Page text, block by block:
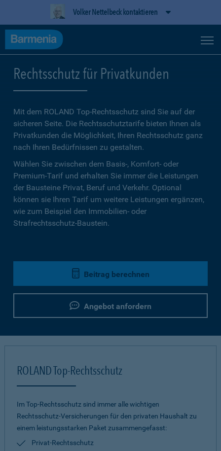
Volker Nettelbeck kontaktieren
Rechtsschutz für Privatkunden
Mit dem ROLAND Top-Rechtsschutz sind Sie auf der
sicheren Seite. Die Rechtsschutztarife bieten Ihnen als
Privatkunden die Möglichkeit, Ihren Rechtsschutz ganz
nach Ihren Bedürfnissen zu gestalten.
Wählen Sie zwischen dem Basis-, Komfort- oder
Premium-Tarif und erhalten Sie immer die Leistungen
der Bausteine Privat, Beruf und Verkehr. Optional
können sie Ihren Tarif um weitere Leistungen ergänzen,
wie zum Beispiel den Immobilien- oder
Strafrechtsschutz-Baustein.
Beitrag berechnen
Angebot anfordern
ROLAND Top-Rechtsschutz
Im Top-Rechtsschutz sind immer alle wichtigen
Rechtsschutz-Versicherungen für den privaten Haushalt zu
einem leistungsstarken Paket zusammengefasst:
Privat-Rechtsschutz